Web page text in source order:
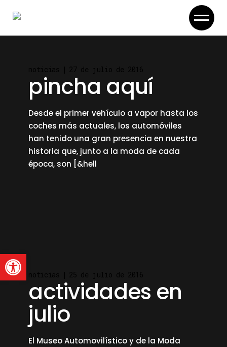
pincha aquí
Desde el primer vehículo a vapor hasta los
coches más actuales, los automóviles
han tenido una gran presencia en nuestra
historia que, junto a la moda de cada
época, son [&hell
actividades en
julio
El Museo Automovilístico y de la Moda
Abrir barra de